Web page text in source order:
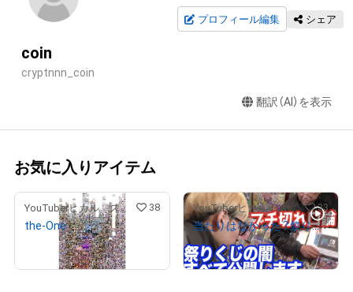
プロフィール編集 シェア
coin
cryptnnn_coin
翻訳（AI）を表示
お気に入りアイテム
YouTuberヒカル スペシャルコンテンツストア 38
the-One
9,900,000
YouTuberヒカル スペシャルコンテンツストア 33
当たりはなかった？祭りくじで悪事を働く一部始終をban覚悟で完全公開します
¥12,000,000